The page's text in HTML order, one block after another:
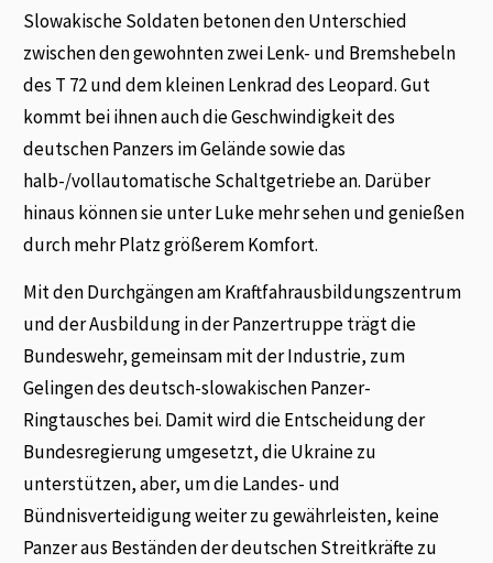
Slowakische Soldaten betonen den Unterschied
zwischen den gewohnten zwei Lenk- und Bremshebeln
des T 72 und dem kleinen Lenkrad des Leopard. Gut
kommt bei ihnen auch die Geschwindigkeit des
deutschen Panzers im Gelände sowie das
halb-/vollautomatische Schaltgetriebe an. Darüber
hinaus können sie unter Luke mehr sehen und genießen
durch mehr Platz größerem Komfort.
Mit den Durchgängen am Kraftfahrausbildungszentrum
und der Ausbildung in der Panzertruppe trägt die
Bundeswehr, gemeinsam mit der Industrie, zum
Gelingen des deutsch-slowakischen Panzer-
Ringtausches bei. Damit wird die Entscheidung der
Bundesregierung umgesetzt, die Ukraine zu
unterstützen, aber, um die Landes- und
Bündnisverteidigung weiter zu gewährleisten, keine
Panzer aus Beständen der deutschen Streitkräfte zu